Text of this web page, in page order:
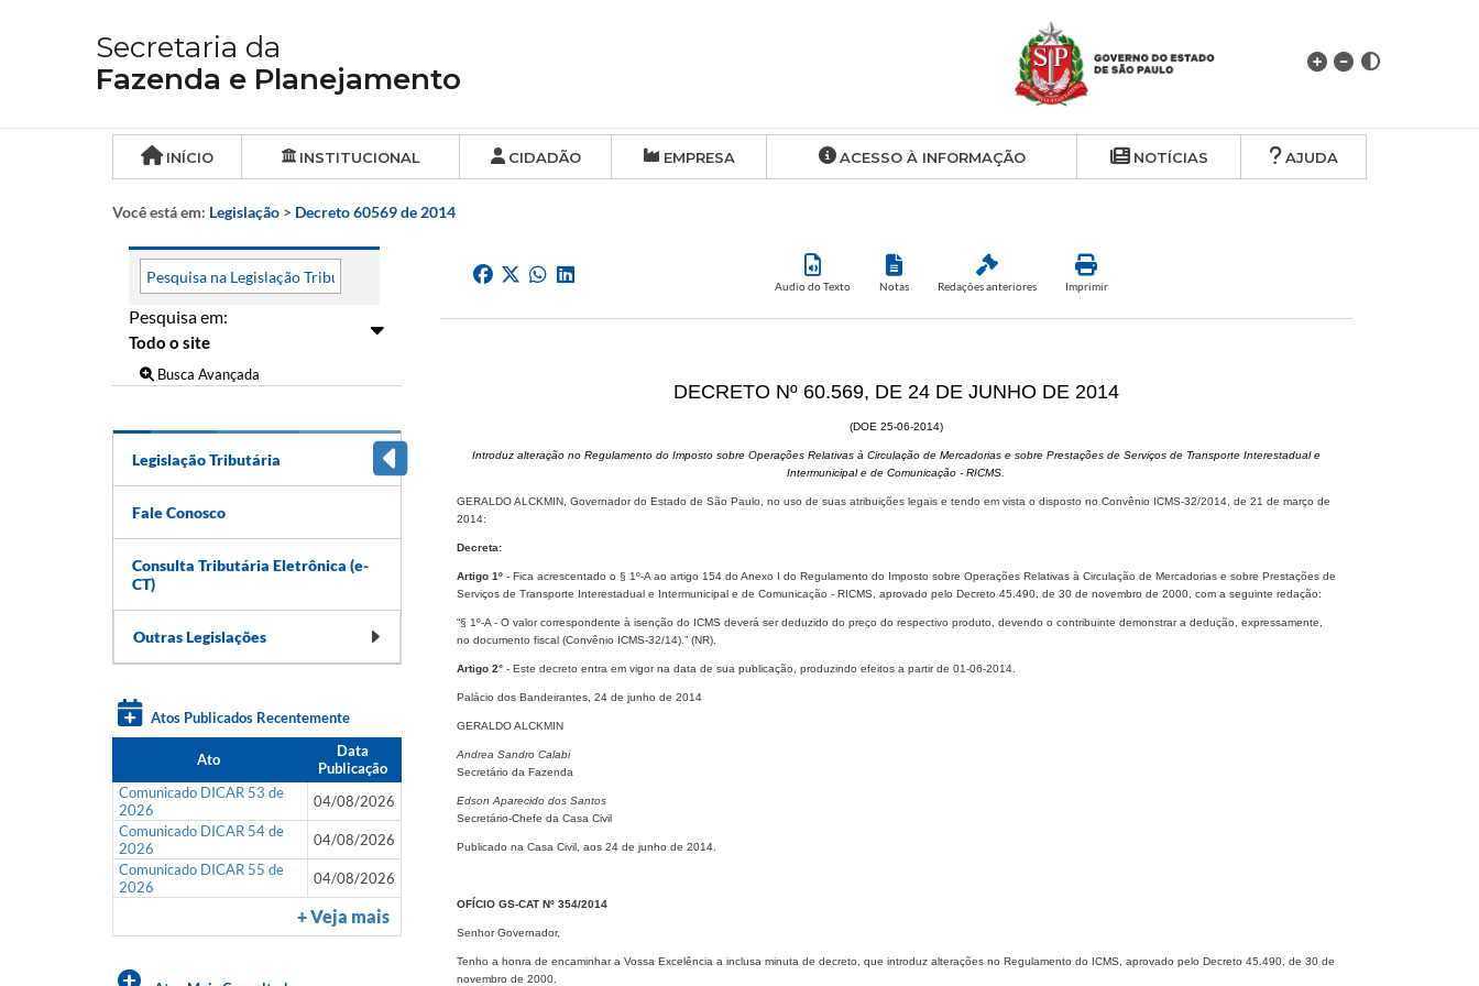
Secretaria da
Fazenda e Planejamento
INÍCIO INSTITUCIONAL CIDADÃO EMPRESA ACESSO À INFORMAÇÃO NOTÍCIAS AJUDA
Você está em: Legislação > Decreto 60569 de 2014
Pesquisa em:
Busca Avançada
Legislação Tributária
Fale Conosco
Consulta Tributária Eletrônica (e-
CT)
Outras Legislações
Atos Publicados Recentemente
Ato
Data
Publicação
Comunicado DICAR 53 de
2026
04/08/2026
Comunicado DICAR 54 de
2026
04/08/2026
Comunicado DICAR 55 de
2026
04/08/2026
+ Veja mais
Audio do Texto Notas Redações anteriores Imprimir
DECRETO Nº 60.569, DE 24 DE JUNHO DE 2014
(DOE 25-06-2014)
Introduz alteração no Regulamento do Imposto sobre Operações Relativas à Circulação de Mercadorias e sobre Prestações de Serviços de Transporte Interestadual e
Intermunicipal e de Comunicação - RICMS.
GERALDO ALCKMIN, Governador do Estado de São Paulo, no uso de suas atribuições legais e tendo em vista o disposto no Convênio ICMS-32/2014, de 21 de março de
2014:
Decreta:
Artigo 1º - Fica acrescentado o § 1º-A ao artigo 154 do Anexo I do Regulamento do Imposto sobre Operações Relativas à Circulação de Mercadorias e sobre Prestações de
Serviços de Transporte Interestadual e Intermunicipal e de Comunicação - RICMS, aprovado pelo Decreto 45.490, de 30 de novembro de 2000, com a seguinte redação:
“§ 1º-A - O valor correspondente à isenção do ICMS deverá ser deduzido do preço do respectivo produto, devendo o contribuinte demonstrar a dedução, expressamente,
no documento fiscal (Convênio ICMS-32/14).” (NR).
Artigo 2° - Este decreto entra em vigor na data de sua publicação, produzindo efeitos a partir de 01-06-2014.
Palácio dos Bandeirantes, 24 de junho de 2014
GERALDO ALCKMIN
Andrea Sandro Calabi
Secretário da Fazenda
Edson Aparecido dos Santos
Secretário-Chefe da Casa Civil
Publicado na Casa Civil, aos 24 de junho de 2014.
OFÍCIO GS-CAT Nº 354/2014
Senhor Governador,
Tenho a honra de encaminhar a Vossa Excelência a inclusa minuta de decreto, que introduz alterações no Regulamento do ICMS, aprovado pelo Decreto 45.490, de 30 de
novembro de 2000.